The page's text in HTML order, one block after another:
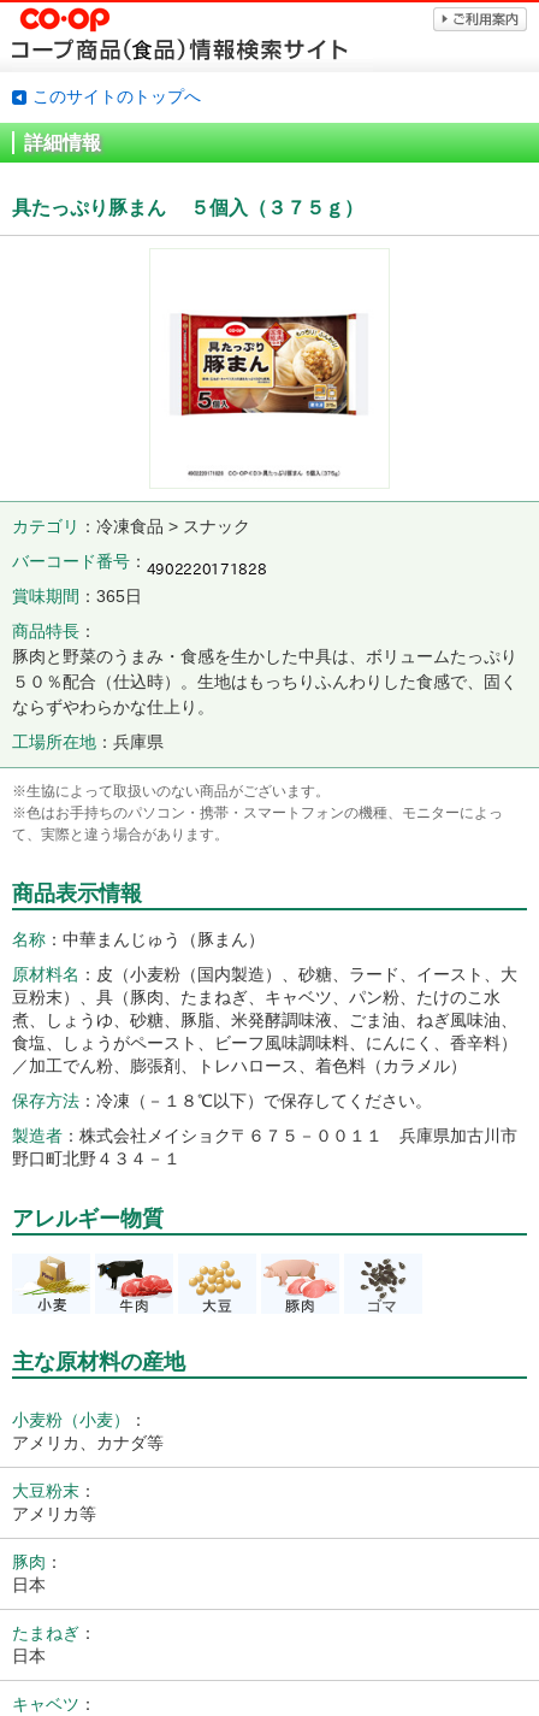
このサイトのトップへ
詳細情報
具たっぷり豚まん ５個入（３７５ｇ）
カテゴリ
冷凍食品 > スナック
バーコード番号
賞味期間
365日
商品特長
豚肉と野菜のうまみ・食感を生かした中具は、ボリュームたっぷり
５０％配合（仕込時）。生地はもっちりふんわりした食感で、固く
ならずやわらかな仕上り。
工場所在地
兵庫県
※生協によって取扱いのない商品がございます。
※色はお手持ちのパソコン・携帯・スマートフォンの機種、モニターによっ
て、実際と違う場合があります。
商品表示情報
名称
中華まんじゅう（豚まん）
原材料名
皮（小麦粉（国内製造）、砂糖、ラード、イースト、大
豆粉末）、具（豚肉、たまねぎ、キャベツ、パン粉、たけのこ水
煮、しょうゆ、砂糖、豚脂、米発酵調味液、ごま油、ねぎ風味油、
食塩、しょうがペースト、ビーフ風味調味料、にんにく、香辛料）
／加工でん粉、膨張剤、トレハロース、着色料（カラメル）
保存方法
冷凍（－１８℃以下）で保存してください。
製造者
株式会社メイショク〒６７５－００１１ 兵庫県加古川市
野口町北野４３４－１
アレルギー物質
主な原材料の産地
小麦粉（小麦）
：
アメリカ、カナダ等
大豆粉末 ：
アメリカ等
豚肉 ：
日本
たまねぎ ：
日本
キャベツ ：